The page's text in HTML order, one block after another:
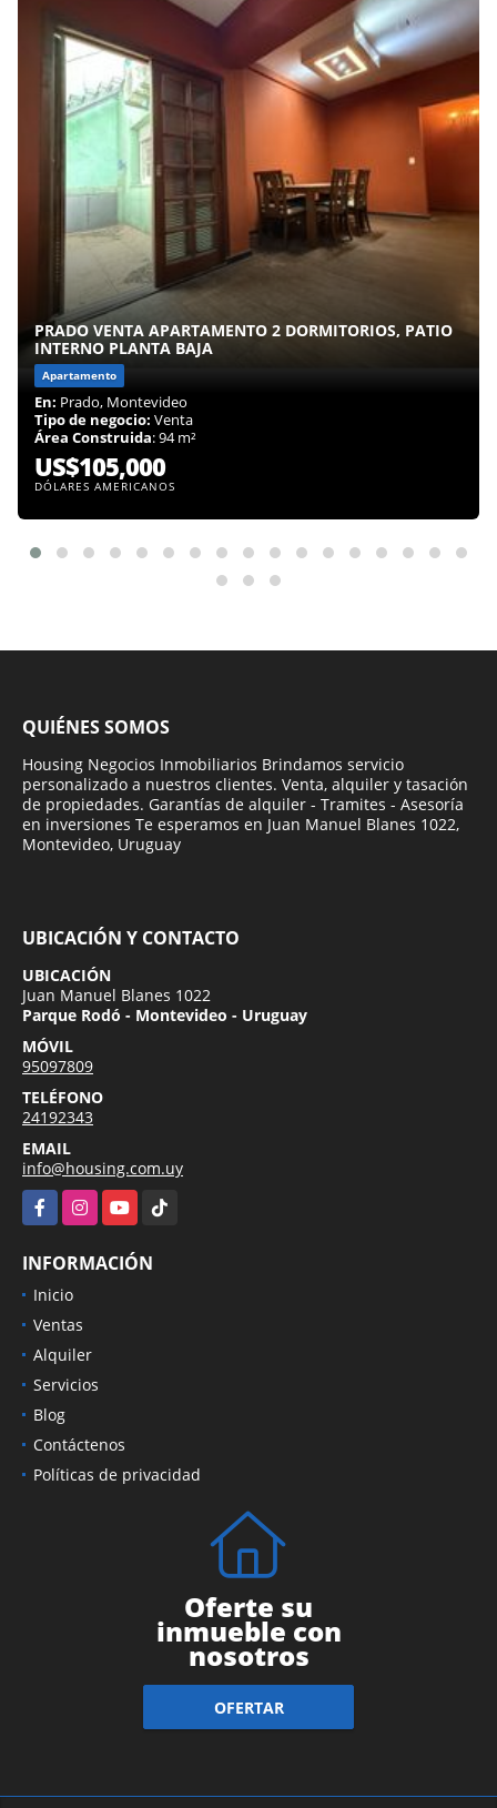
PRADO VENTA APARTAMENTO 2 DORMITORIOS, PATIO
INTERNO PLANTA BAJA
Apartamento
En: Prado, Montevideo
Tipo de negocio: Venta
Área Construida: 94 m²
US$105,000
DÓLARES AMERICANOS
QUIÉNES SOMOS
Housing Negocios Inmobiliarios Brindamos servicio
personalizado a nuestros clientes. Venta, alquiler y tasación
de propiedades. Garantías de alquiler - Tramites - Asesoría
en inversiones Te esperamos en Juan Manuel Blanes 1022,
Montevideo, Uruguay
UBICACIÓN Y CONTACTO
UBICACIÓN
Juan Manuel Blanes 1022
Parque Rodó - Montevideo - Uruguay
MÓVIL
95097809
TELÉFONO
24192343
EMAIL
info@housing.com.uy
FacebookInstagramYouTubeTikTok
INFORMACIÓN
Inicio
Ventas
Alquiler
Servicios
Blog
Contáctenos
Políticas de privacidad
Oferte su
inmueble con
nosotros
OFERTAR